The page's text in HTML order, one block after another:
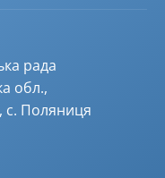
рада
обл.,
с. Поляниця